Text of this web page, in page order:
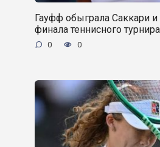
Гауфф обыграла Саккари
финала теннисного
0 0